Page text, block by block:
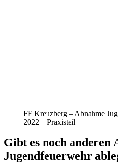
FF Kreuzberg – Abnahme
2022 – Praxisteil
Gibt es noch anderen
Jugendfeuerwehr